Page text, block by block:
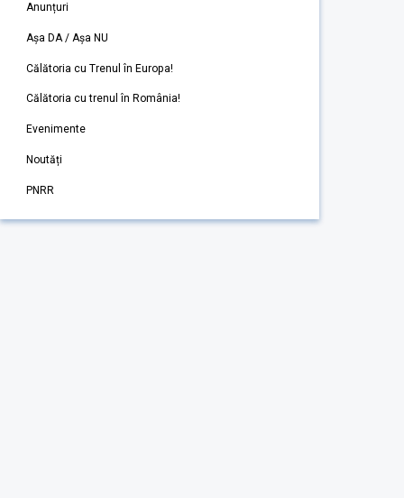
Anunțuri
Așa DA / Așa NU
Călătoria cu Trenul în Europa!
Călătoria cu trenul în România!
Evenimente
Noutăți
PNRR